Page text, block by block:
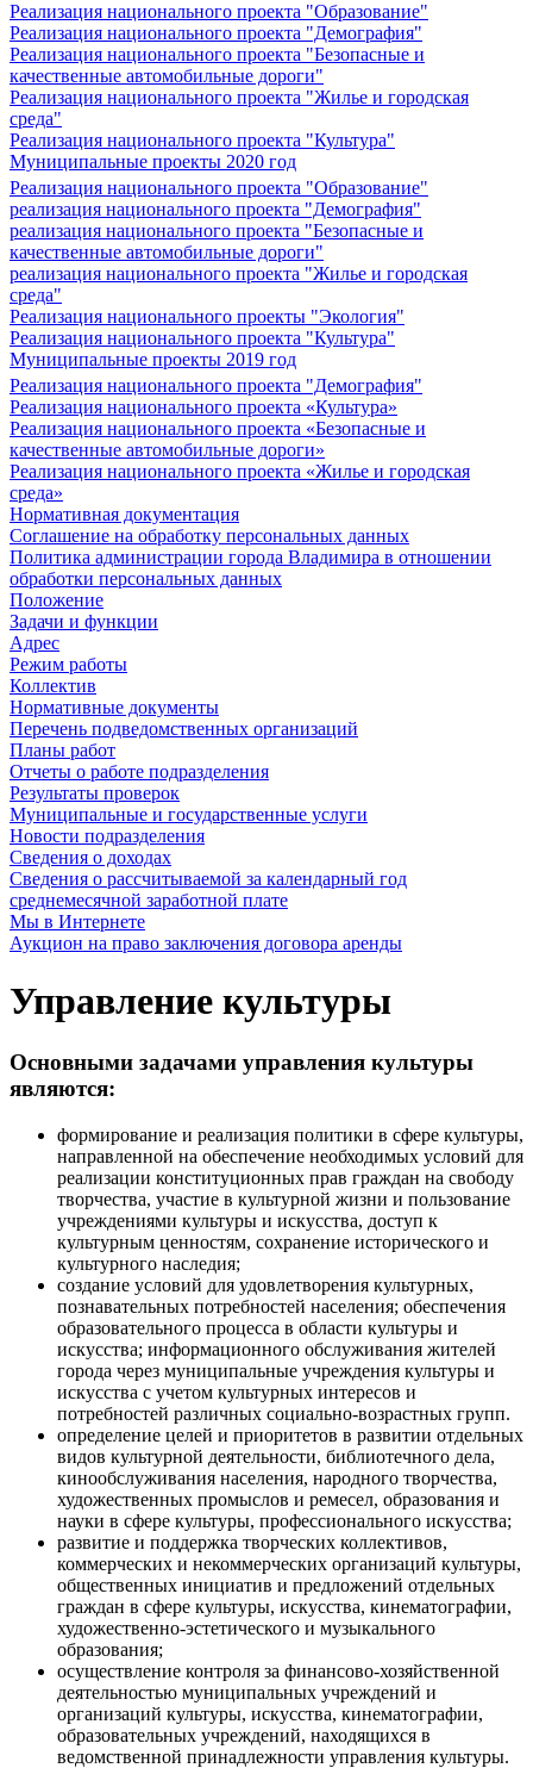
Реализация национального проекта "Образование"
Реализация национального проекта "Демография"
Реализация национального проекта "Безопасные и
качественные автомобильные дороги"
Реализация национального проекта "Жилье и городская
среда"
Реализация национального проекта "Культура"
Муниципальные проекты 2020 год
Реализация национального проекта "Образование"
реализация национального проекта "Демография"
реализация национального проекта "Безопасные и
качественные автомобильные дороги"
реализация национального проекта "Жилье и городская
среда"
Реализация национального проекты "Экология"
Реализация национального проекта "Культура"
Муниципальные проекты 2019 год
Реализация национального проекта "Демография"
Реализация национального проекта «Культура»
Реализация национального проекта «Безопасные и
качественные автомобильные дороги»
Реализация национального проекта «Жилье и городская
среда»
Нормативная документация
Соглашение на обработку персональных данных
Политика администрации города Владимира в отношении
обработки персональных данных
Положение
Задачи и функции
Адрес
Режим работы
Коллектив
Нормативные документы
Перечень подведомственных организаций
Планы работ
Отчеты о работе подразделения
Результаты проверок
Муниципальные и государственные услуги
Новости подразделения
Сведения о доходах
Сведения о рассчитываемой за календарный год
среднемесячной заработной плате
Мы в Интернете
Аукцион на право заключения договора аренды
Управление культуры
Основными задачами управления культуры
являются:
формирование и реализация политики в сфере культуры,
направленной на обеспечение необходимых условий для
реализации конституционных прав граждан на свободу
творчества, участие в культурной жизни и пользование
учреждениями культуры и искусства, доступ к
культурным ценностям, сохранение исторического и
культурного наследия;
создание условий для удовлетворения культурных,
познавательных потребностей населения; обеспечения
образовательного процесса в области культуры и
искусства; информационного обслуживания жителей
города через муниципальные учреждения культуры и
искусства с учетом культурных интересов и
потребностей различных социально-возрастных групп.
определение целей и приоритетов в развитии отдельных
видов культурной деятельности, библиотечного дела,
кинообслуживания населения, народного творчества,
художественных промыслов и ремесел, образования и
науки в сфере культуры, профессионального искусства;
развитие и поддержка творческих коллективов,
коммерческих и некоммерческих организаций культуры,
общественных инициатив и предложений отдельных
граждан в сфере культуры, искусства, кинематографии,
художественно-эстетического и музыкального
образования;
осуществление контроля за финансово-хозяйственной
деятельностью муниципальных учреждений и
организаций культуры, искусства, кинематографии,
образовательных учреждений, находящихся в
ведомственной принадлежности управления культуры.